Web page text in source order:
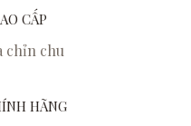
CẤP
chỉn chu
HÃNG